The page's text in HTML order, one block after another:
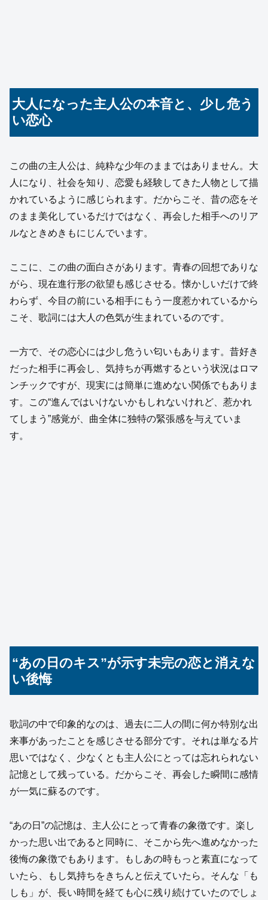
大人になった主人公の本音と、少し危う
い恋心
この曲の主人公は、純粋な少年のままではありません。大
人になり、社会を知り、恋愛も経験してきた人物として描
かれているように感じられます。だからこそ、昔の恋をそ
のまま美化しているだけではなく、再会した相手へのリア
ルなときめきもにじんでいます。
ここに、この曲の面白さがあります。青春の回想でありな
がら、現在進行形の欲望も感じさせる。懐かしいだけで終
わらず、今目の前にいる相手にもう一度惹かれているから
こそ、歌詞には大人の色気が生まれているのです。
一方で、その恋心には少し危うい匂いもあります。昔好き
だった相手に再会し、気持ちが再燃するという状況はロマ
ンチックですが、現実には簡単に進めない関係でもありま
す。この“進んではいけないかもしれないけれど、惹かれ
てしまう”感覚が、曲全体に独特の緊張感を与えていま
す。
“あの日のキス”が示す未完の恋と消えな
い後悔
歌詞の中で印象的なのは、過去に二人の間に何か特別な出
来事があったことを感じさせる部分です。それは単なる片
思いではなく、少なくとも主人公にとっては忘れられない
記憶として残っている。だからこそ、再会した瞬間に感情
が一気に蘇るのです。
“あの日”の記憶は、主人公にとって青春の象徴です。楽し
かった思い出であると同時に、そこから先へ進めなかった
後悔の象徴でもあります。もしあの時もっと素直になって
いたら、もし気持ちをきちんと伝えていたら。そんな「も
しも」が、長い時間を経ても心に残り続けていたのでしょ